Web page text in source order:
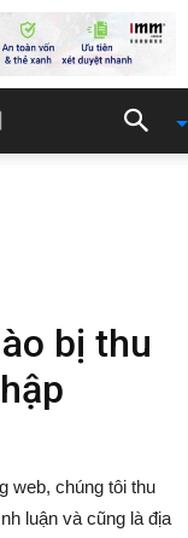
bị thu
web, chúng tôi thu
luận và cũng là địa